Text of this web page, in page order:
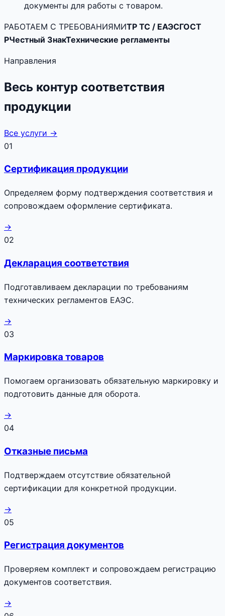
документы для работы с товаром.
РАБОТАЕМ С ТРЕБОВАНИЯМИТР ТС / ЕАЭСГОСТ
РЧестный ЗнакТехнические регламенты
Направления
Весь контур соответствия
продукции
Все услуги →
01
Сертификация продукции
Определяем форму подтверждения соответствия и
сопровождаем оформление сертификата.
→
02
Декларация соответствия
Подготавливаем декларации по требованиям
технических регламентов ЕАЭС.
→
03
Маркировка товаров
Помогаем организовать обязательную маркировку и
подготовить данные для оборота.
→
04
Отказные письма
Подтверждаем отсутствие обязательной
сертификации для конкретной продукции.
→
05
Регистрация документов
Проверяем комплект и сопровождаем регистрацию
документов соответствия.
→